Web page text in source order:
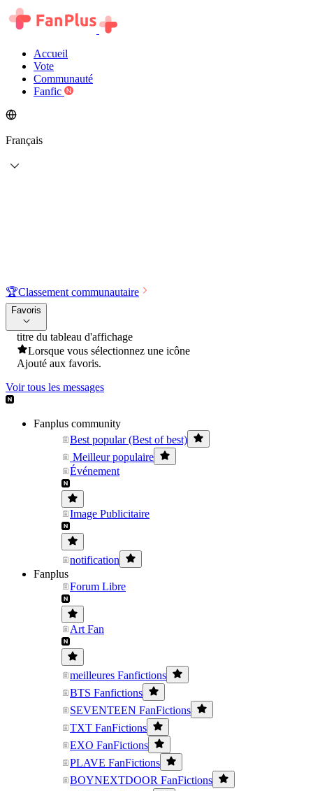
Accueil
Vote
Communauté
Fanfic
Français
🏆Classement communautaire
Favoris
titre du tableau d'affichage
Lorsque vous sélectionnez une icône
Ajouté aux favoris.
Voir tous les messages
Fanplus community
Best popular (Best of best)
Meilleur populaire
Événement
Image Publicitaire
notification
Fanplus
Forum Libre
Art Fan
meilleures Fanfictions
BTS Fanfictions
SEVENTEEN FanFictions
TXT FanFictions
EXO FanFictions
PLAVE FanFictions
BOYNEXTDOOR FanFictions